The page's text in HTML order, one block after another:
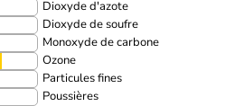
Dioxyde d'azote
Dioxyde de soufre
Monoxyde de carbone
Ozone
Particules fines
Poussières